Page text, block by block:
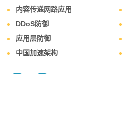
内容传递网路应用
DDoS防御
应用层防御
中国加速架构